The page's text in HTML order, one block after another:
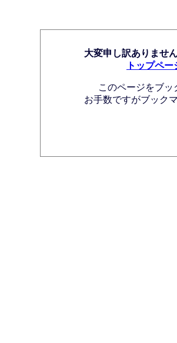
大変申し訳ありませ
トップペー
このページをブ
お手数ですがブック